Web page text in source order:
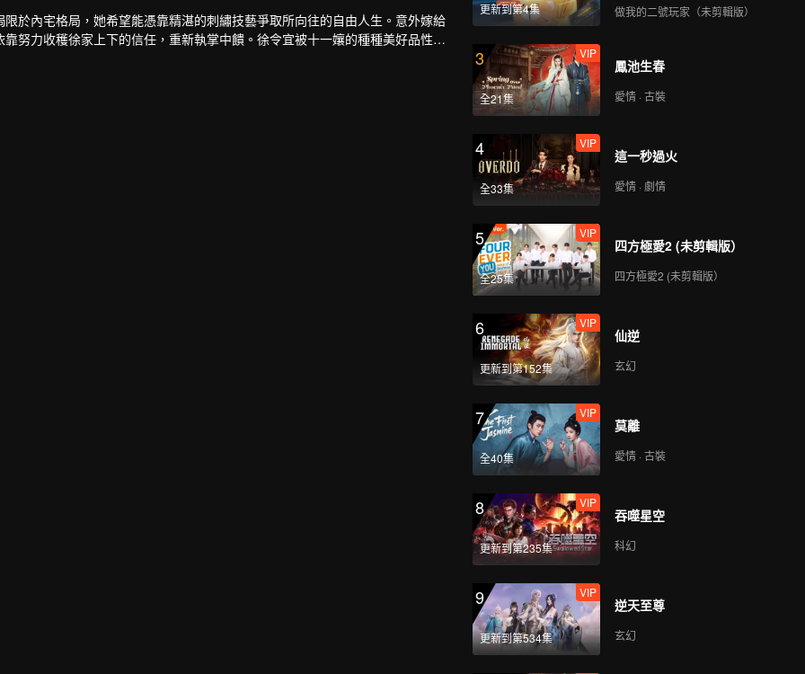
於內宅格局，她希望能憑靠精湛的刺繡技藝爭取所向往的自由人生。意外嫁給
努力收穫徐家上下的信任，重新執掌中饋。徐令宜被十一孃的種種美好品性而
夫的支持下，十一娘開繡坊仙綾閣，努力傳承刺繡技藝。而永平侯徐令宜，為
家滅族的滔天巨禍之時，夫妻齊心合力化解危局，成功護徐氏一族周全，最終
更新到第4集 做我的二號玩家（未剪輯版）
3
全21集
VIP
鳳池生春
愛情 · 古裝
4
全33集
VIP
這一秒過火
愛情 · 劇情
5
全25集
VIP
四方極愛2 (未剪輯版）
四方極愛2 (未剪輯版）
6
更新到第152集
VIP
仙逆
玄幻
7
全40集
VIP
莫離
愛情 · 古裝
8
更新到第235集
VIP
吞噬星空
科幻
9
更新到第534集
VIP
逆天至尊
玄幻